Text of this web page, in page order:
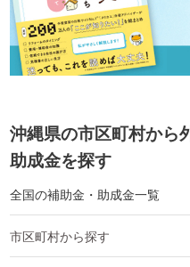
沖縄県の市区町村から
助成金を探す
全国の補助金・助成金一覧
市区町村から探す